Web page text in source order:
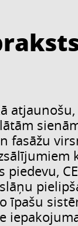
fasāžu
īpašu